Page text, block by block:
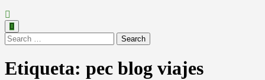
Search
Etiqueta: pec blog viajes